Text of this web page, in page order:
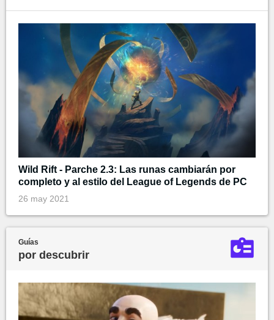
Wild Rift - Parche 2.3: Las runas cambiarán por
completo y al estilo del League of Legends de PC
26 may 2021
Guías
por descubrir